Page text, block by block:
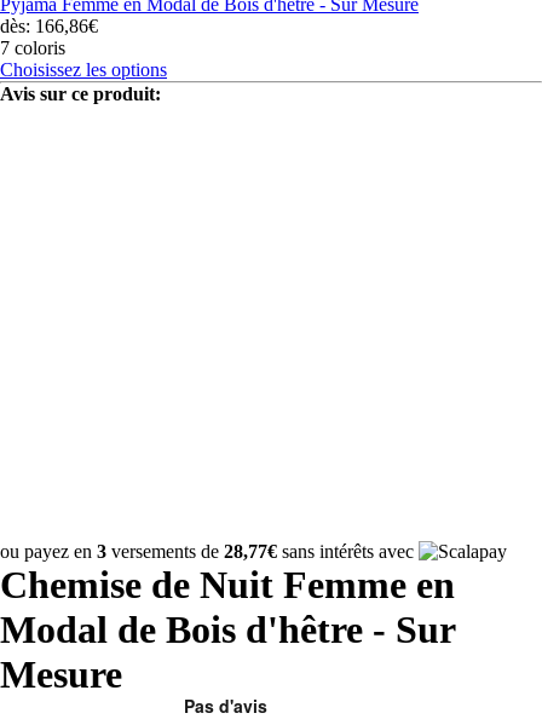
Pyjama Femme en Modal de Bois d'hêtre - Sur Mesure
dès: 166,86€
7 coloris
Choisissez les options
Avis sur ce produit:
ou payez en 3 versements de 28,77€ sans intérêts avec
Chemise de Nuit Femme en
Modal de Bois d'hêtre - Sur
Mesure